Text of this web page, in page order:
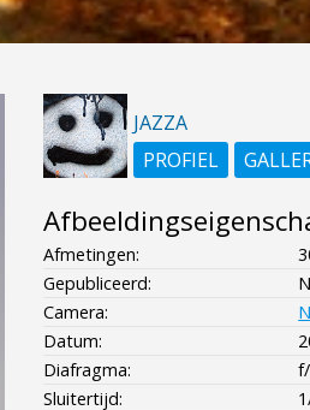
JAZZA
PROFIEL
Afmetingen:
Gepubliceerd:
Camera:
Datum:
Diafragma:
Sluitertijd: